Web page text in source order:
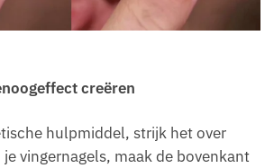
creëren
hulpmiddel, strijk het over
vingernagels, maak de bovenkant